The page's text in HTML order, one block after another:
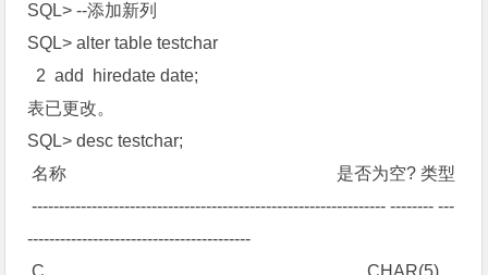
SQL> --添加新列
SQL> alter table testchar
2 add hiredate date;
表已更改。
SQL> desc testchar;
名称 是否为空? 类型
----------------------------------------------------------------- -------- ---
-----------------------------------------
C CHAR(5)